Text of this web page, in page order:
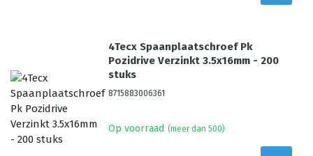
4Tecx Spaanplaatschroef Pk
Pozidrive Verzinkt 3.5x16mm - 200
stuks
8715883006361
Op voorraad (meer dan 500)